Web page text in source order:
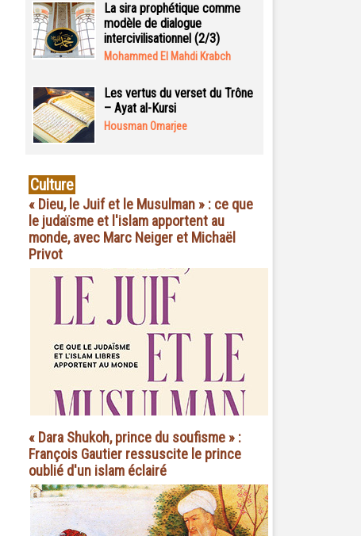
La sira prophétique comme
modèle de dialogue
intercivilisationnel (2/3)
Mohammed El Mahdi Krabch
Les vertus du verset du Trône
– Ayat al-Kursi
Housman Omarjee
Culture
« Dieu, le Juif et le Musulman » : ce que
le judaïsme et l'islam apportent au
monde, avec Marc Neiger et Michaël
Privot
« Dara Shukoh, prince du soufisme » :
François Gautier ressuscite le prince
oublié d'un islam éclairé